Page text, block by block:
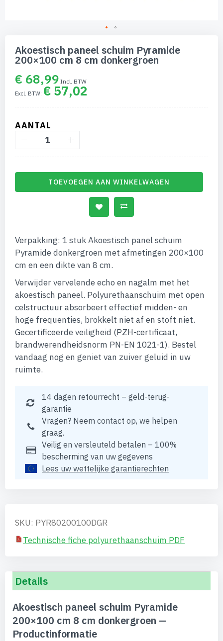
naar
begin
afbeeldingen-
gallerij
Akoestisch paneel schuim Pyramide
200×100 cm 8 cm donkergroen
€ 68,99
€ 57,02
AANTAL
TOEVOEGEN AAN WINKELWAGEN
Verpakking: 1 stuk Akoestisch panel schuim
Pyramide donkergroen met afmetingen 200×100
cm en een dikte van 8 cm.
Verwijder vervelende echo en nagalm met het
akoestisch paneel. Polyurethaanschuim met open
celstructuur absorbeert effectief midden- en
hoge frequenties, brokkelt niet af en stoft niet.
Gecertificeerde veiligheid (PZH-certificaat,
brandwerendheidsnorm PN-EN 1021-1). Bestel
vandaag nog en geniet van zuiver geluid in uw
ruimte.
14 dagen retourrecht – geld-terug-
garantie
Vragen? Neem contact op, we helpen
graag.
Veilig en versleuteld betalen – 100%
bescherming van uw gegevens
Lees uw wettelijke garantierechten
SKU: PYR80200100DGR
Technische fiche polyurethaanschuim PDF
Details
Akoestisch paneel schuim Pyramide
200×100 cm 8 cm donkergroen —
Productinformatie